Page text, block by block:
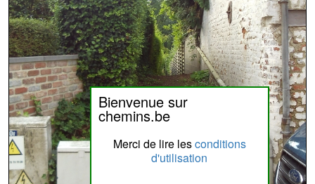
Bienvenue sur
chemins.be
Merci de lire lesconditions
d'utilisation